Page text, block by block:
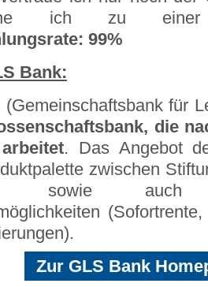
ich zu einer
99%
Bank:
für
die
. Das Angebot
zwischen
sowie auch
Zur GLS Bank